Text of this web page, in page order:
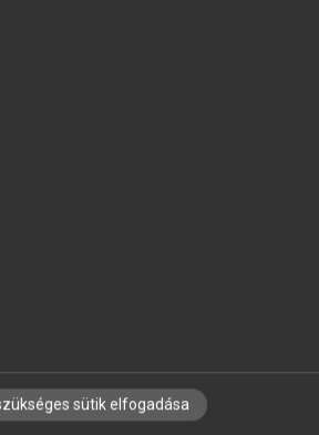
FEL HÍRLEVELÜNKRE!
sütik elfogadása